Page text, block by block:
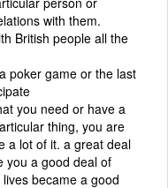
with them.
British people all the
poker game or the last
you need or have a
thing, you are
a lot of it. a great deal
you a good deal of
became a good